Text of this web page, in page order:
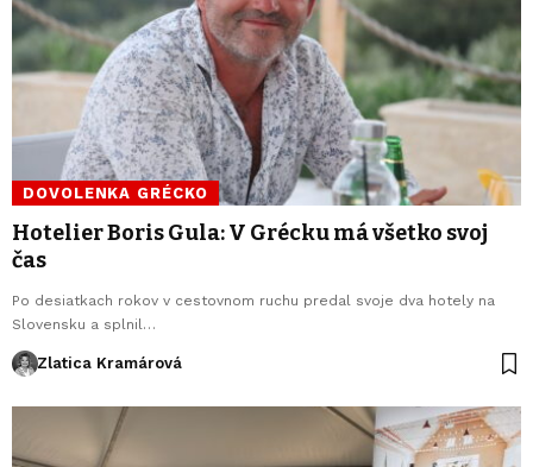
DOVOLENKA GRÉCKO
Hotelier Boris Gula: V Grécku má všetko svoj
čas
Po desiatkach rokov v cestovnom ruchu predal svoje dva hotely na
Slovensku a splnil…
Zlatica Kramárová